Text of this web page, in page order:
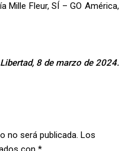
Mille Fleur, SÍ – GO América,
8 de marzo de 2024.
no será publicada. Los